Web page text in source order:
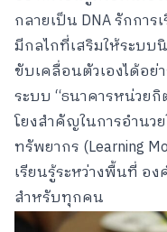
กลายเป็น DNA รักกา
มีกลไกที่เสริมให้ระบบ
ขับเคลื่อนตัวเองได้อ
ระบบ “ธนาคารหน่วยกิ
โยงสำคัญในการอำนว
ทรัพยากร (Learning
เรียนรู้ระหว่างพื้นที่ อง
สำหรับทุกคน